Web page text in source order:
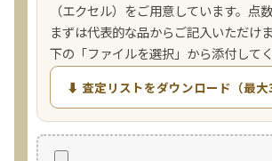
（エクセル）をご用意しています。点
まずは代表的な品からご記入いただけ
下の「ファイルを選択」から添付してく
⬇ 査定リストをダウンロード（最大